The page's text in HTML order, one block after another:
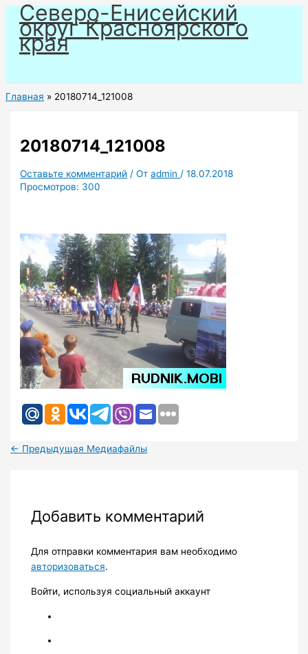
Перейти
содержимому
Северо-Енисейский
округ Красноярского
края
Главная 20180714_121008
20180714_121008
Оставьте комментарий / Отadmin /18.07.2018
Просмотров: 300
← Предыдущая Медиафайлы
Добавить комментарий
Для отправки комментария вам необходимо
авторизоваться.
Войти, используя социальный аккаунт